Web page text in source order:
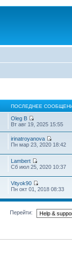
ПОСЛЕДНЕЕ
Oleg B
Вт авг 19, 2025 15:55
irinatroyanova
Пн мар 23, 2020 18:42
Lambert
Сб июл 25, 2020 10:37
Vityok90
Пн окт 01, 2018 08:33
Перейти: